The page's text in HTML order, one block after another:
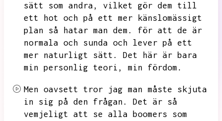
sätt som andra,
vilket gör dem till
ett hot och på ett mer känslomässigt
plan så hatar man dem.
för att de är
normala och sunda och lever på ett
mer naturligt sätt.
Det här är bara
min personlig teori,
min fördom.
Men oavsett tror jag man måste skjuta
in sig på den frågan.
Det är så
vemjeligt att se alla boomers som